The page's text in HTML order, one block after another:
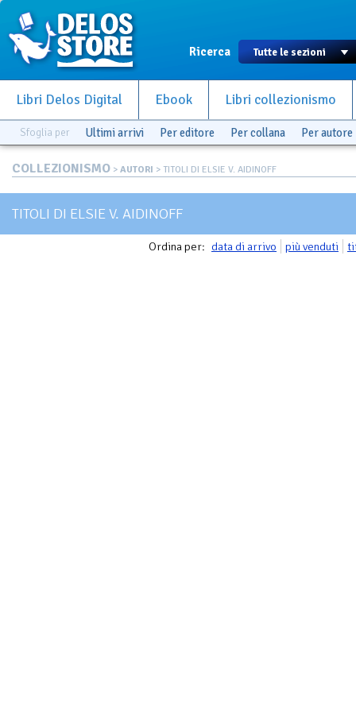
Ricerca
Libri Delos Digital Ebook Libri collezionismo
Sfoglia per Ultimi arrivi Per editore Per collana Per autore
COLLEZIONISMO > AUTORI > TITOLI DI ELSIE V. AIDINOFF
TITOLI DI ELSIE V. AIDINOFF
Ordina per: data di arrivo più venduti